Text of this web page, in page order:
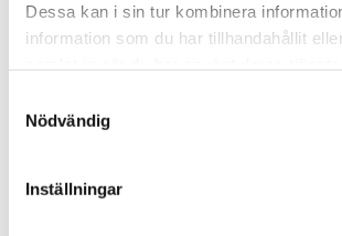
Dessa kan i sin tur kombinera
information som du har tillhandahållit
Nödvändig
Inställningar
SKU /
artikelnummer:
INR
Relaterade kategorier
Varumärken / INR /